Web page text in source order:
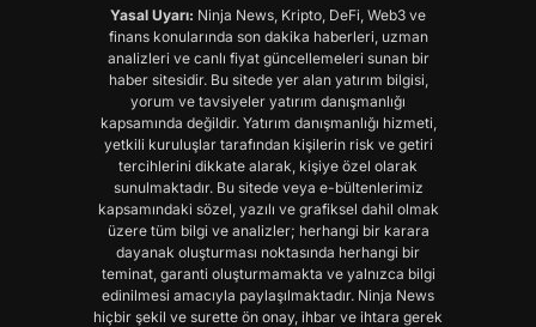
Yasal Uyarı: Ninja News, Kripto, DeFi, Web3 ve
finans konularında son dakika haberleri, uzman
analizleri ve canlı fiyat güncellemeleri sunan bir
haber sitesidir. Bu sitede yer alan yatırım bilgisi,
yorum ve tavsiyeler yatırım danışmanlığı
kapsamında değildir. Yatırım danışmanlığı hizmeti,
yetkili kuruluşlar tarafından kişilerin risk ve getiri
tercihlerini dikkate alarak, kişiye özel olarak
sunulmaktadır. Bu sitede veya e-bültenlerimiz
kapsamındaki sözel, yazılı ve grafiksel dahil olmak
üzere tüm bilgi ve analizler; herhangi bir karara
dayanak oluşturması noktasında herhangi bir
teminat, garanti oluşturmamakta ve yalnızca bilgi
edinilmesi amacıyla paylaşılmaktadır. Ninja News
hiçbir şekil ve surette ön onay, ihbar ve ihtara gerek